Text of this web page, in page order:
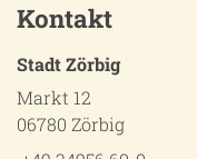
Kontakt
Stadt Zörbig
Markt 12
06780 Zörbig